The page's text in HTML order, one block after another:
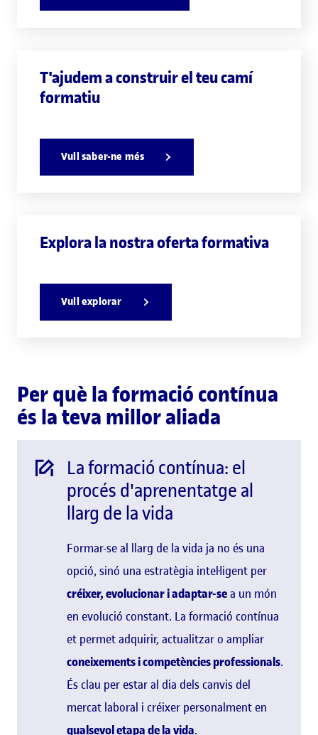
T'ajudem a construir el teu camí
formatiu
Vull saber-ne més
Explora la nostra oferta formativa
Vull explorar
Per què la formació contínua
és la teva millor aliada
La formació contínua: el
procés d'aprenentatge al
llarg de la vida
Formar-se al llarg de la vida ja no és una
opció, sinó una estratègia intel·ligent per
créixer, evolucionar i adaptar-sea un món
en evolució constant. La formació contínua
et permet adquirir, actualitzar o ampliar
coneixements i competències professionals.
És clau per estar al dia dels canvis del
mercat laboral i créixer personalment en
qualsevol etapa de la vida.